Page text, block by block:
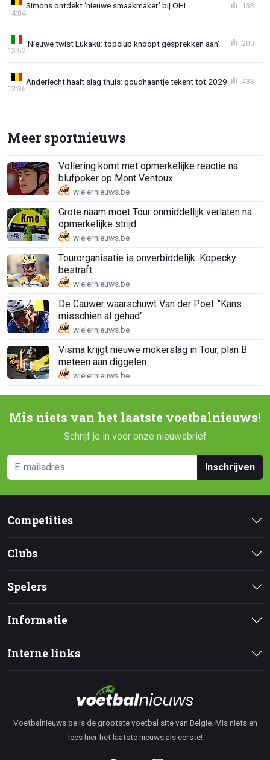
Simons ontdekt ‘nieuwe smaakmaker’ bij OHL
14:04
133
'Nieuwe twist Lukaku: topclub knoopt gesprekken aan'
13:52
200
Anderlecht haalt slag thuis: goudhaantje tekent tot 2029
13:36
433
Meer sportnieuws
Vollering komt met opmerkelijke reactie na
blufpoker op Mont Ventoux
Grote naam moet Tour onmiddellijk verlaten na
opmerkelijke strijd
Tourorganisatie is onverbiddelijk: Kopecky
bestraft
De Cauwer waarschuwt Van der Poel: "Kans
misschien al gehad"
Visma krijgt nieuwe mokerslag in Tour, plan B
meteen aan diggelen
Mis niets van het laatste voetbalnieuws!
Schrijf je in voor onze nieuwsbrief
Inschrijven
Competities
Clubs
Spelers
Informatie
Interne links
Voetbalnieuws.be is de grootste voetbal site van Belgie. Mis niets en
lees hier het laatste nieuws als eerste!